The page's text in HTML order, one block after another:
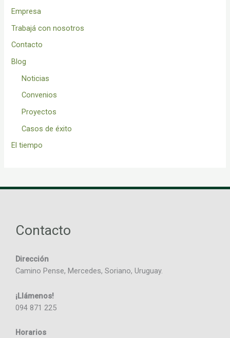
Empresa
Trabajá con nosotros
Contacto
Blog
Noticias
Convenios
Proyectos
Casos de éxito
El tiempo
Contacto
Dirección
Camino Pense, Mercedes, Soriano, Uruguay.
¡Llámenos!
094 871 225
Horarios